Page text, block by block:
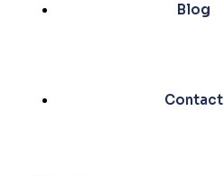
Blog
Contact